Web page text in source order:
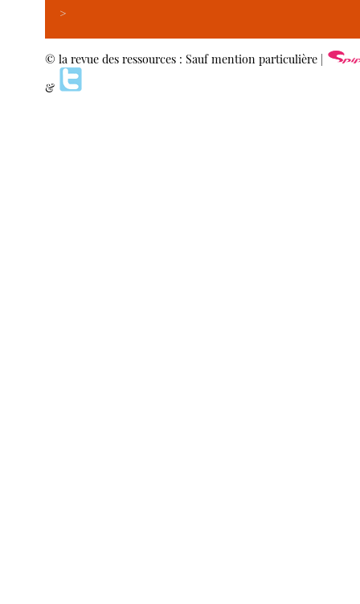
>
© la revue des ressources : Sauf mention particulière |
&